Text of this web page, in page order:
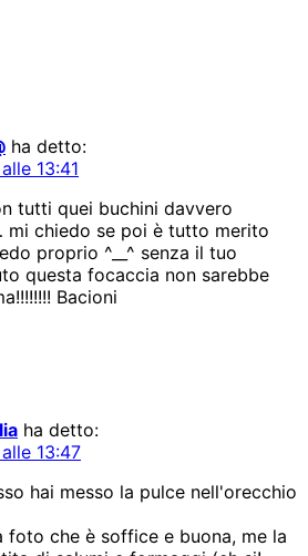
ha detto:
13:41
tutti quei buchini davvero
mi chiedo se poi è tutto merito
proprio ^__^ senza il tuo
questa focaccia non sarebbe
Bacioni
ha detto:
13:47
hai messo la pulce nell'orecchio
foto che è soffice e buona, me la